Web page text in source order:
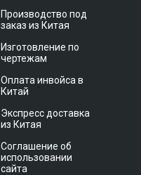
Производство под
заказ из Китая
Изготовление по
чертежам
Оплата инвойса в
Китай
Экспресс доставка
из Китая
Соглашение об
использовании
сайта